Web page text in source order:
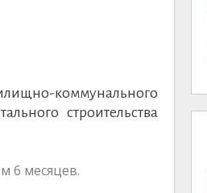
коммунального
строительства
6 месяцев.